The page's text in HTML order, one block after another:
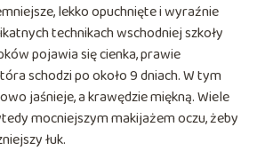
lekko opuchnięte i wyraźnie
technikach wschodniej szkoły
pojawia się cienka, prawie
schodzi po około 9 dniach. W tym
jaśnieje, a krawędzie miękną. Wiele
mocniejszym makijażem oczu, żeby
łuk.